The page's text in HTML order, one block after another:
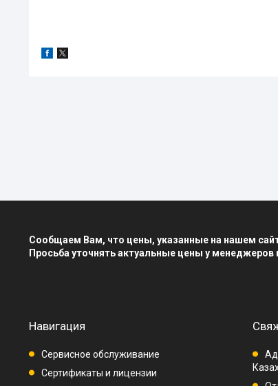
Сообщаем Вам, что цены, указанные на нашем
Просьба уточнять актуальные цены у менеджеров
Навигация
Сервисное обслуживание
Сертификаты и лицензии